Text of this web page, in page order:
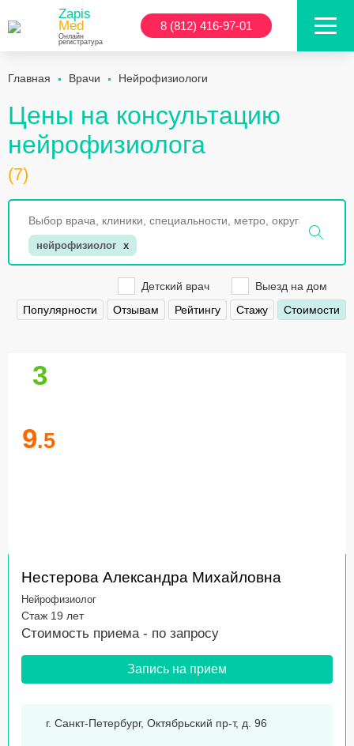
Zapis
Med
Онлайн
регистратура
8 (812) 416-97-01
Главная Врачи Нейрофизиологи
Цены на консультацию
нейрофизиолога
(7)
нейрофизиолог x
Детский врач
Выезд на дом
Популярности
Отзывам Рейтингу Стажу Стоимости
3
9.5
Нестерова Александра Михайловна
Нейрофизиолог
Стаж 19 лет
Стоимость приема - по запросу
Запись на прием
г. Санкт-Петербург, Октябрьский пр-т, д. 96